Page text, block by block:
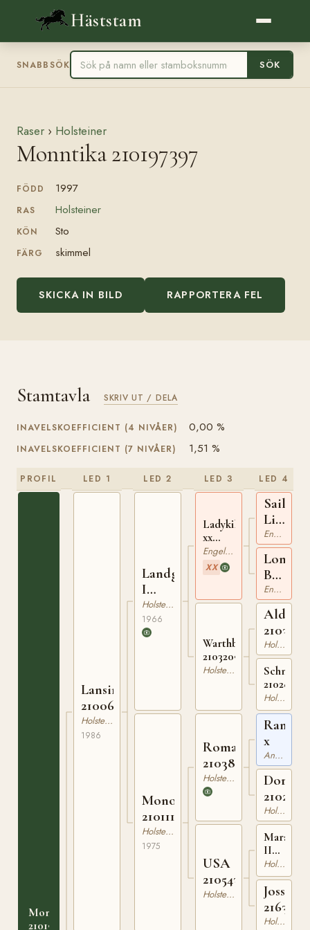
Häststam
SNABBSÖK SÖK
Raser › Holsteiner
Monntika 210197397
FÖDD 1997
RAS Holsteiner
KÖN Sto
FÄRG skimmel
SKICKA IN BILD RAPPORTERA FEL
Stamtavla SKRIV UT / DELA
INAVELSKOEFFICIENT (4 NIVÅER) 0,00 %
INAVELSKOEFFICIENT (7 NIVÅER) 1,51 %
PROFIL
Monntika
210197397
LED 1
Lansing
210064486
Holsteiner
1986
LED 2
Landgraf
I
95006
Holsteiner
1966
Monoline
210111775
Holsteiner
1975
LED 3
Ladykiller
xx
210384761
Engelskt Fullblod
XX
Warthburg
210320903
Holsteiner
Roman
210381460
Holsteiner
USA
210543460
Holsteiner
LED 4
Sailing
Light
xxEngelskt Fullblod
Lone
Beech
xxEngelskt Fullblod
Aldato
Holsteiner
Holsteiner
Ramzes
x
Angloarabiskt Fullblod
Dorette
Holsteiner
Marabu
II
Holsteiner
Jossa
Holsteiner